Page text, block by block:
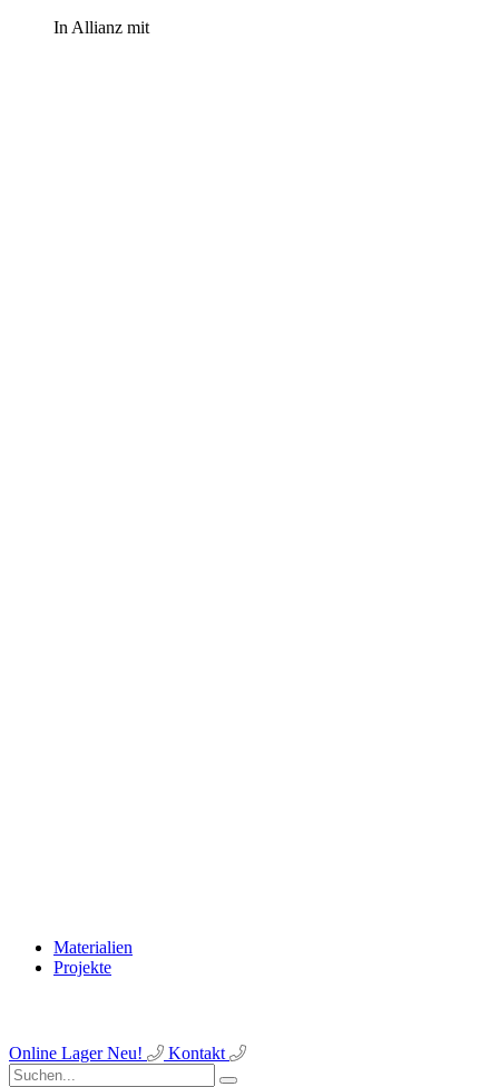
In Allianz mit
Materialien
Projekte
Online LagerNeu! Kontakt